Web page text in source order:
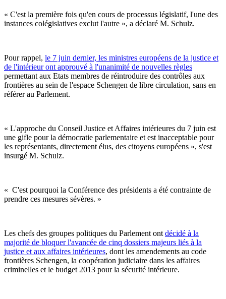
« C'est la première fois qu'en cours de processus législatif, l'une des
instances colégislatives exclut l'autre », a déclaré M. Schulz.
Pour rappel, le 7 juin dernier, les ministres européens de la justice et
de l'intérieur ont approuvé à l'unanimité de nouvelles règles
permettant aux Etats membres de réintroduire des contrôles aux
frontières au sein de l'espace Schengen de libre circulation, sans en
référer au Parlement.
« L'approche du Conseil Justice et Affaires intérieures du 7 juin est
une gifle pour la démocratie parlementaire et est inacceptable pour
les représentants, directement élus, des citoyens européens », s'est
insurgé M. Schulz.
« C'est pourquoi la Conférence des présidents a été contrainte de
prendre ces mesures sévères. »
Les chefs des groupes politiques du Parlement ont décidé à la
majorité de bloquer l'avancée de cinq dossiers majeurs liés à la
justice et aux affaires intérieures, dont les amendements au code
frontières Schengen, la coopération judiciaire dans les affaires
criminelles et le budget 2013 pour la sécurité intérieure.